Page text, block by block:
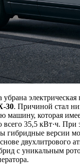
электрическая
30. Причиной стал
машину, которая
всего 35,5 кВт·ч. При
гибридные версии
двухлитрового
с уникальным